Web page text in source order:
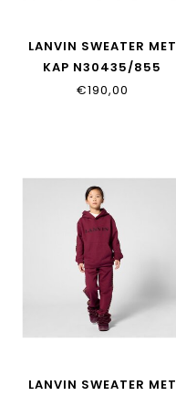
LANVIN SWEATER MET
KAP N30435/855
€190,00
LANVIN SWEATER MET